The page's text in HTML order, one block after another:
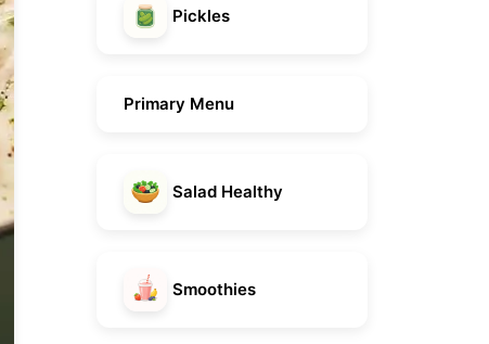
Pickles
Primary Menu
Salad Healthy
Smoothies